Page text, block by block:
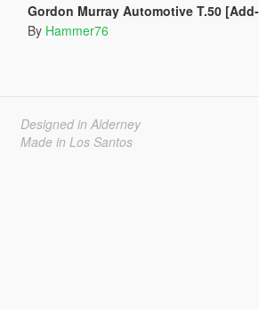
Gordon Murray Automotive T.50 [Add-On |
By Hammer76
Designed in Alderney
Made in Los Santos